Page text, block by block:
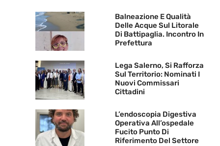
Balneazione E Qualità
Delle Acque Sul Litorale
Di Battipaglia. Incontro In
Prefettura
Lega Salerno, Si Rafforza
Sul Territorio: Nominati I
Nuovi Commissari
Cittadini
L’endoscopia Digestiva
Operativa All’ospedale
Fucito Punto Di
Riferimento Del Settore